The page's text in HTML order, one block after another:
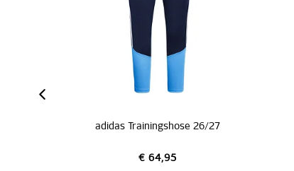
adidas Trainingstop 26/27
€ 69,95